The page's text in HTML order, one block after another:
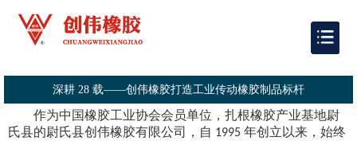
深耕 28 载——创伟橡胶打造工业传动橡胶制品标杆
作为中国橡胶工业协会会员单位，扎根橡胶产业基地尉
氏县的尉氏县创伟橡胶有限公司，自 1995 年创立以来，始终